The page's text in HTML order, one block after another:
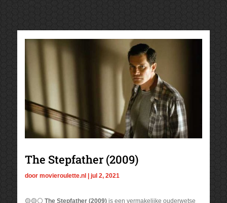
The Stepfather (2009)
door movieroulette.nl jul 2, 2021
🟡🟡⚪ The Stepfather (2009) is een vermakelijke ouderwetse